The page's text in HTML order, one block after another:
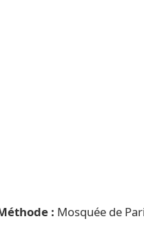
: Mosquée de